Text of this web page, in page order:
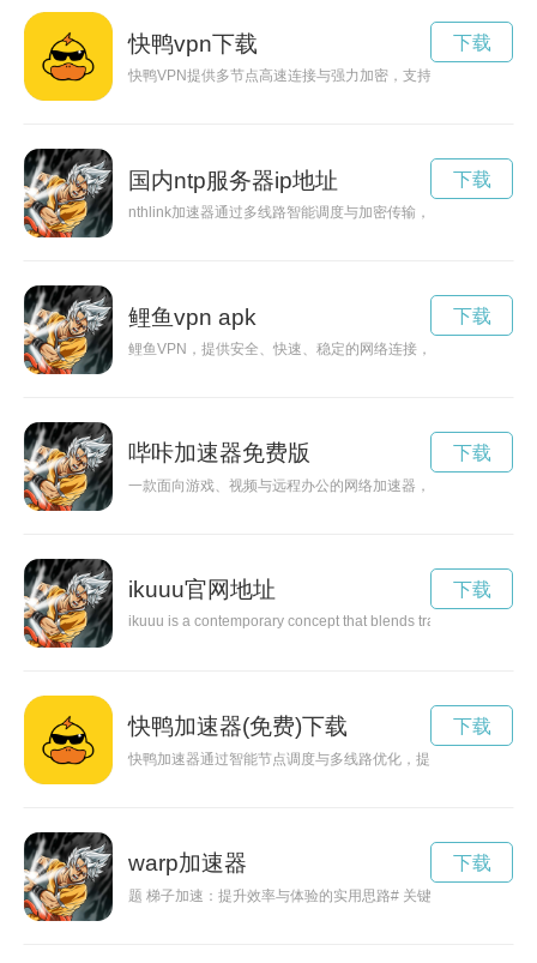
快鸭vpn下载
快鸭VPN提供多节点高速连接与强力加密，支持多平台与一键
下载
国内ntp服务器ip地址
nthlink加速器通过多线路智能调度与加密传输，提升游戏、视
下载
鲤鱼vpn apk
鲤鱼VPN，提供安全、快速、稳定的网络连接，保护隐私，畅享
下载
哔咔加速器免费版
一款面向游戏、视频与远程办公的网络加速器，主打低延迟、
下载
ikuuu官网地址
ikuuu is a contemporary concept that blends travel, curiosity,
下载
快鸭加速器(免费)下载
快鸭加速器通过智能节点调度与多线路优化，提供低延迟、稳
下载
warp加速器
题 梯子加速：提升效率与体验的实用思路# 关键词 梯子加速、
下载